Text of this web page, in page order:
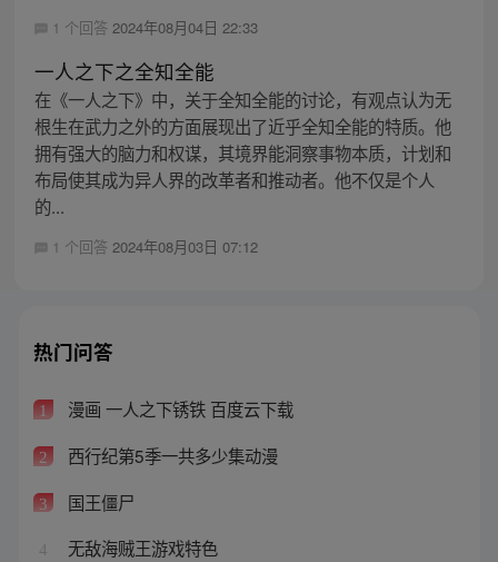
1 个回答 2024年08月04日 22:33
一人之下之全知全能
在《一人之下》中，关于全知全能的讨论，有观点认为无
根生在武力之外的方面展现出了近乎全知全能的特质。他
拥有强大的脑力和权谋，其境界能洞察事物本质，计划和
布局使其成为异人界的改革者和推动者。他不仅是个人
的...
1 个回答 2024年08月03日 07:12
热门问答
1 漫画 一人之下锈铁 百度云下载
2 西行纪第5季一共多少集动漫
3 国王僵尸
4 无敌海贼王游戏特色